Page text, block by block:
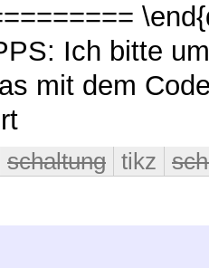
Ich bitte
mit dem
schaltung tikz